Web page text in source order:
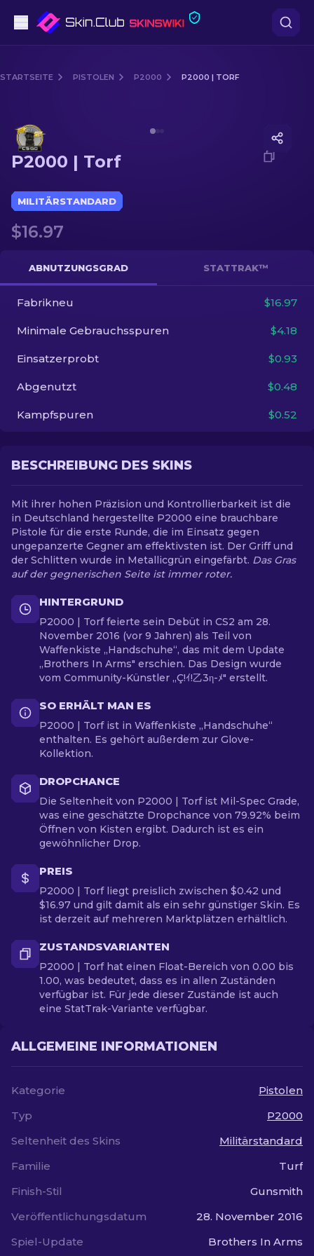
Gewehr
Scharfschützengewehr
Messer
Handschuh
Kisten
Andere
STARTSEITE PISTOLEN P2000 P2000 | TORF
P2000 | Torf
MILITÄRSTANDARD
$16.97
ABNUTZUNGSGRAD STATTRAK™
Fabrikneu $16.97
Minimale Gebrauchsspuren $4.18
Einsatzerprobt $0.93
Abgenutzt $0.48
Kampfspuren $0.52
BESCHREIBUNG DES SKINS
Mit ihrer hohen Präzision und Kontrollierbarkeit ist die
in Deutschland hergestellte P2000 eine brauchbare
Pistole für die erste Runde, die im Einsatz gegen
ungepanzerte Gegner am effektivsten ist. Der Griff und
der Schlitten wurde in Metallicgrün eingefärbt. Das Gras
auf der gegnerischen Seite ist immer roter.
HINTERGRUND
P2000 | Torf feierte sein Debüt in CS2 am 28.
November 2016 (vor 9 Jahren) als Teil von
Waffenkiste „Handschuhe“, das mit dem Update
„Brothers In Arms" erschien. Das Design wurde
vom Community-Künstler „Ç!ｲ!乙3η-ﾒ" erstellt.
SO ERHÄLT MAN ES
P2000 | Torf ist in Waffenkiste „Handschuhe“
enthalten. Es gehört außerdem zur Glove-
Kollektion.
DROPCHANCE
Die Seltenheit von P2000 | Torf ist Mil-Spec Grade,
was eine geschätzte Dropchance von 79.92% beim
Öffnen von Kisten ergibt. Dadurch ist es ein
gewöhnlicher Drop.
PREIS
P2000 | Torf liegt preislich zwischen $0.42 und
$16.97 und gilt damit als ein sehr günstiger Skin. Es
ist derzeit auf mehreren Marktplätzen erhältlich.
ZUSTANDSVARIANTEN
P2000 | Torf hat einen Float-Bereich von 0.00 bis
1.00, was bedeutet, dass es in allen Zuständen
verfügbar ist. Für jede dieser Zustände ist auch
eine StatTrak-Variante verfügbar.
ALLGEMEINE INFORMATIONEN
Kategorie
Pistolen
Typ
P2000
Seltenheit des Skins
Militärstandard
Familie
Turf
Finish-Stil
Gunsmith
Veröffentlichungsdatum
28. November 2016
Spiel-Update
Brothers In Arms